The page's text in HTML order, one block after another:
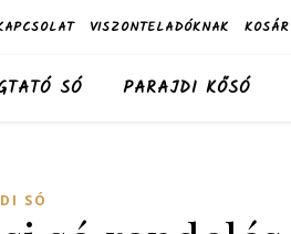
VISZONTELADÓKNAK KOSÁR
SÓ PARAJDI KŐSÓ
SÓ